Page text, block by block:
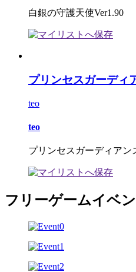
白銀の守護天使Ver1.90
プリンセスガーディ
teo
teo
プリンセスガーディアン
フリーゲームイベ